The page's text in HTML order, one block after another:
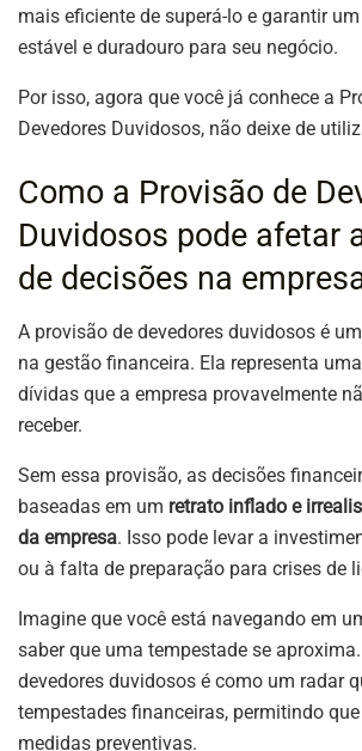
mais eficiente de superá-lo e garantir
estável e duradouro para seu negócio.
Por isso, agora que você já conhece a
Devedores Duvidosos, não deixe de
Como a Provisão de
Duvidosos pode afetar
de decisões na
A provisão de devedores duvidosos é
na gestão financeira. Ela representa
dívidas que a empresa provavelmente
receber.
Sem essa provisão, as decisões
baseadas em um retrato inflado e
da empresa. Isso pode levar a
ou à falta de preparação para crises de
Imagine que você está navegando em
saber que uma tempestade se
devedores duvidosos é como um radar
tempestades financeiras, permitindo
medidas preventivas.